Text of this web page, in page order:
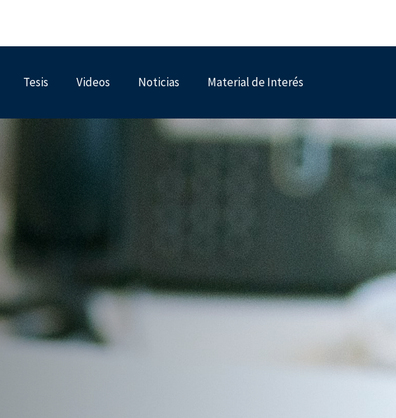
Tesis Videos Noticias Material de Interés